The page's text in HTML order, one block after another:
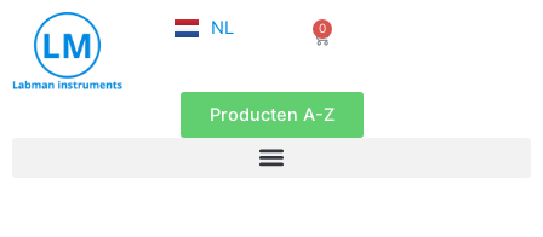
naar
NL
EN
0
Winkelwagen
Producten A-Z